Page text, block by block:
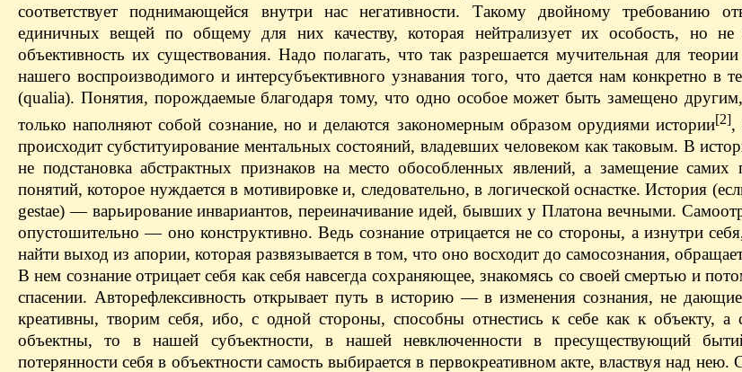
соответствует поднимающейся внутри нас негативности. Такому двойному требованию
единичных вещей по общему для них качеству, которая нейтрализует их особость, но не
объективность их существования. Надо полагать, что так разрешается мучительная для
нашего воспроизводимого и интерсубъективного узнавания того, что дается нам конкретно в
(qualia). Понятия, порождаемые благодаря тому, что одно особое может быть замещено
только наполняют собой сознание, но и делаются закономерным образом орудиями истории[2],
происходит субституирование ментальных состояний, владевших человеком как таковым. В
не подстановка абстрактных признаков на место обособленных явлений, а замещение самих
понятий, которое нуждается в мотивировке и, следовательно, в логической оснастке. История
gestae) — варьирование инвариантов, переиначивание идей, бывших у Платона вечными.
опустошительно — оно конструктивно. Ведь сознание отрицается не со стороны, а изнутри
найти выход из апории, которая развязывается в том, что оно восходит до самосознания,
В нем сознание отрицает себя как себя навсегда сохраняющее, знакомясь со своей смертью и
спасении. Авторефлексивность открывает путь в историю — в изменения сознания, не
креативны, творим себя, ибо, с одной стороны, способны отнестись к себе как к объекту,
объектны, то в нашей субъектности, в нашей невключенности в пресуществующий
потерянности себя в объектности самость выбирается в первокреативном акте, властвуя над